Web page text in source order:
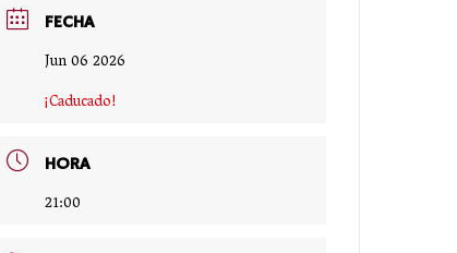
FECHA
Jun 06 2026
¡Caducado!
HORA
21:00